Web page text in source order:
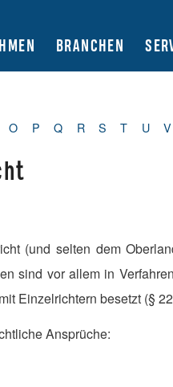
BRANCHEN
O P Q R S T U V
(und selten dem
sind vor allem in
Einzelrichtern besetzt (§
Ansprüche: